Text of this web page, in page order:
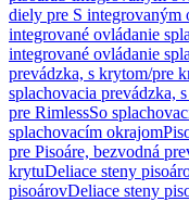
diely pre S integrovaným
integrované ovládanie
integrované ovládanie
prevádzka, s krytom/pre
splachovacia prevádzka,
pre RimlessSo
splachovacím okrajom
pre Pisoáre, bezvodná
krytuDeliace steny
pisoárovDeliace steny